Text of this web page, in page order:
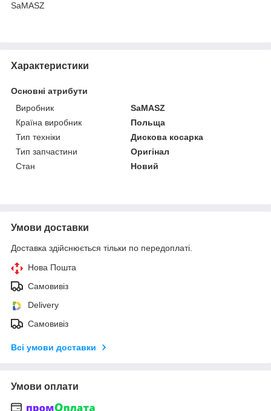
SaMASZ
Характеристики
Основні атрибути
Виробник
SaMASZ
Країна виробник
Польща
Тип техніки
Дискова косарка
Тип запчастини
Оригінал
Стан
Новий
Умови доставки
Доставка здійснюється тільки по передоплаті.
Нова Пошта
Самовивіз
Delivery
Самовивіз
Всі умови доставки
Умови оплати